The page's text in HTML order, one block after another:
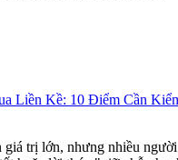
Liền Kề: 10 Điểm Cần
giá trị lớn, nhưng nhiều